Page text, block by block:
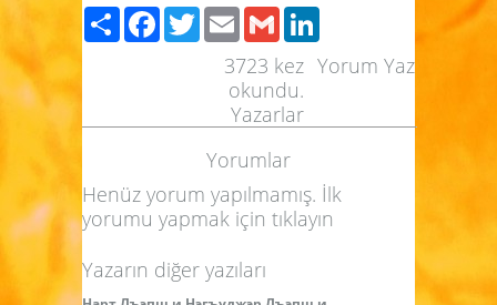
PaylaşFacebook
TwitterEmailGmail
Yorum Yaz
3723 kez
okundu.
Yazarlar
Yorumlar
Henüz yorum yapılmamış. İlk
yorumu yapmak için tıklayın
Yazarın diğer yazıları